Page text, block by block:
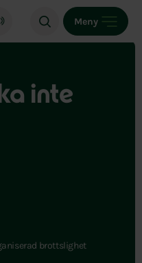
Meny
inte
brottslighet